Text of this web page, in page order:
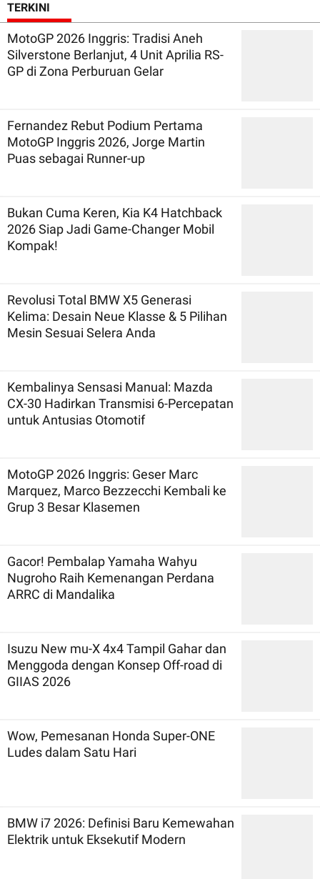
TERKINI
MotoGP 2026 Inggris: Tradisi Aneh
Silverstone Berlanjut, 4 Unit Aprilia RS-
GP di Zona Perburuan Gelar
Fernandez Rebut Podium Pertama
MotoGP Inggris 2026, Jorge Martin
Puas sebagai Runner-up
Bukan Cuma Keren, Kia K4 Hatchback
2026 Siap Jadi Game-Changer Mobil
Kompak!
Revolusi Total BMW X5 Generasi
Kelima: Desain Neue Klasse & 5 Pilihan
Mesin Sesuai Selera Anda
Kembalinya Sensasi Manual: Mazda
CX-30 Hadirkan Transmisi 6-Percepatan
untuk Antusias Otomotif
MotoGP 2026 Inggris: Geser Marc
Marquez, Marco Bezzecchi Kembali ke
Grup 3 Besar Klasemen
Gacor! Pembalap Yamaha Wahyu
Nugroho Raih Kemenangan Perdana
ARRC di Mandalika
Isuzu New mu-X 4x4 Tampil Gahar dan
Menggoda dengan Konsep Off-road di
GIIAS 2026
Wow, Pemesanan Honda Super-ONE
Ludes dalam Satu Hari
BMW i7 2026: Definisi Baru Kemewahan
Elektrik untuk Eksekutif Modern